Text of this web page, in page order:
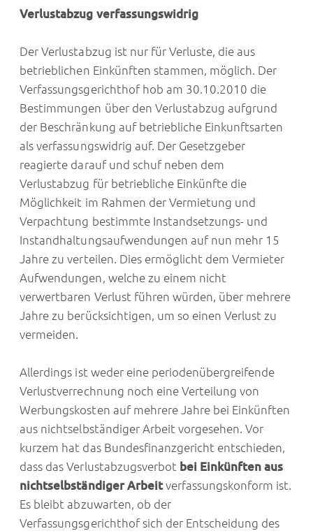
Verlustabzug verfassungswidrig
Der Verlustabzug ist nur für Verluste, die aus
betrieblichen Einkünften stammen, möglich. Der
Verfassungsgerichthof hob am 30.10.2010 die
Bestimmungen über den Verlustabzug aufgrund
der Beschränkung auf betriebliche Einkunftsarten
als verfassungswidrig auf. Der Gesetzgeber
reagierte darauf und schuf neben dem
Verlustabzug für betriebliche Einkünfte die
Möglichkeit im Rahmen der Vermietung und
Verpachtung bestimmte Instandsetzungs- und
Instandhaltungsaufwendungen auf nun mehr 15
Jahre zu verteilen. Dies ermöglicht dem Vermieter
Aufwendungen, welche zu einem nicht
verwertbaren Verlust führen würden, über mehrere
Jahre zu berücksichtigen, um so einen Verlust zu
vermeiden.
Allerdings ist weder eine periodenübergreifende
Verlustverrechnung noch eine Verteilung von
Werbungskosten auf mehrere Jahre bei Einkünften
aus nichtselbständiger Arbeit vorgesehen. Vor
kurzem hat das Bundesfinanzgericht entschieden,
dass das Verlustabzugsverbot bei Einkünften aus
nichtselbständiger Arbeitverfassungskonform ist.
Es bleibt abzuwarten, ob der
Verfassungsgerichthof sich der Entscheidung des